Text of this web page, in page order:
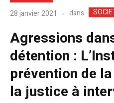
28 janvier 2021 dans
Agressions
détention :
prévention de
la justice à